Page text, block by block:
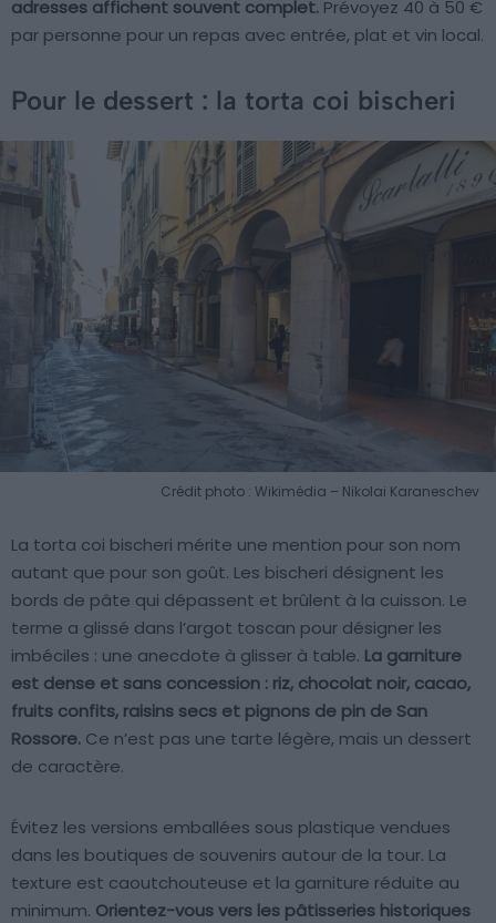
adresses affichent souvent complet. Prévoyez 40 à 50 €
par personne pour un repas avec entrée, plat et vin local.
Pour le dessert : la torta coi bischeri
Crédit photo : Wikimédia – Nikolai Karaneschev
La torta coi bischeri mérite une mention pour son nom
autant que pour son goût. Les bischeri désignent les
bords de pâte qui dépassent et brûlent à la cuisson. Le
terme a glissé dans l’argot toscan pour désigner les
imbéciles : une anecdote à glisser à table. La garniture
est dense et sans concession : riz, chocolat noir, cacao,
fruits confits, raisins secs et pignons de pin de San
Rossore. Ce n’est pas une tarte légère, mais un dessert
de caractère.
Évitez les versions emballées sous plastique vendues
dans les boutiques de souvenirs autour de la tour. La
texture est caoutchouteuse et la garniture réduite au
minimum. Orientez-vous vers les pâtisseries historiques